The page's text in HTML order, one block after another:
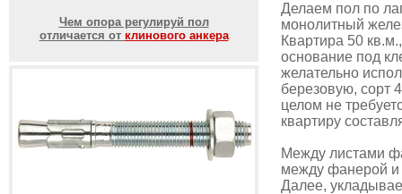
Чем опора регулируй пол
отличается от клинового анкера
Делаем пол по
монолитный
Квартира 50
основание под
желательно
березовую, сорт
целом не
квартиру
Между листами
между фанерой и
Далее,